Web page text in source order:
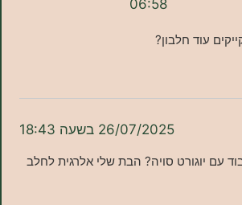
26/07/2025 בשעה 18:43
סויה? הבת שלי אלרגית לחלב